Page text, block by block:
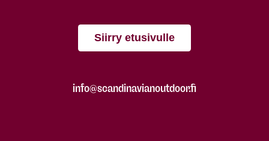
Siirry etusivulle
info@scandinavianoutdoor.fi